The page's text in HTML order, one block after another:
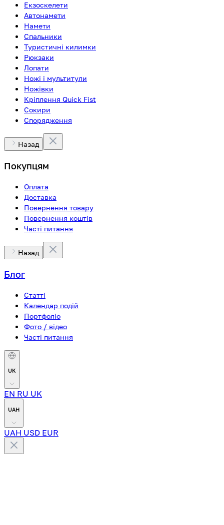
Екзоскелети
Автонамети
Намети
Спальники
Туристичні килимки
Рюкзаки
Лопати
Ножі і мультитули
Ножівки
Кріплення Quick Fist
Сокири
Спорядження
Назад
Покупцям
Оплата
Доставка
Повернення товару
Повернення коштів
Часті питання
Назад
Блог
Статті
Календар подій
Портфоліо
Фото / відео
Часті питання
UK
EN RU UK
UAH
UAH USD EUR